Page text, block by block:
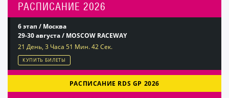
РАСПИСАНИЕ 2026
6 этап / Москва
29-30 августа / MOSCOW RACEWAY
21 День, 3 Часа 51 Мин. 42 Сек.
КУПИТЬ БИЛЕТЫ
РАСПИСАНИЕ RDS GP 2026